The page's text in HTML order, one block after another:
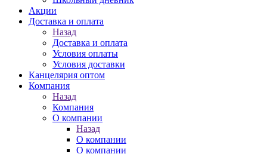
Акции
Доставка и оплата
Назад
Доставка и оплата
Условия оплаты
Условия доставки
Канцелярия оптом
Компания
Назад
Компания
О компании
Назад
О компании
О компании